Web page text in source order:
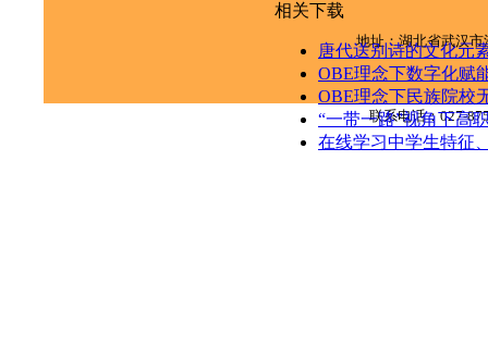
相关下载
唐代送别诗的文化元
OBE理念下数字化赋
OBE理念下民族院校
“一带一路”视角下高
在线学习中学生特征
地址：湖北省武汉
联系电话：027-